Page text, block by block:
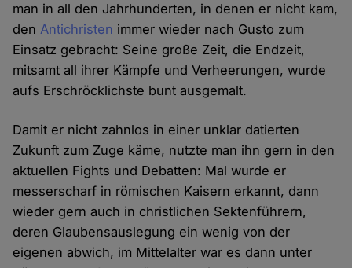
man in all den Jahrhunderten, in denen er nicht kam,
denAntichristen immer wieder nach Gusto zum
Einsatz gebracht: Seine große Zeit, die Endzeit,
mitsamt all ihrer Kämpfe und Verheerungen, wurde
aufs Erschröcklichste bunt ausgemalt.
Damit er nicht zahnlos in einer unklar datierten
Zukunft zum Zuge käme, nutzte man ihn gern in den
aktuellen Fights und Debatten: Mal wurde er
messerscharf in römischen Kaisern erkannt, dann
wieder gern auch in christlichen Sektenführern,
deren Glaubensauslegung ein wenig von der
eigenen abwich, im Mittelalter war es dann unter